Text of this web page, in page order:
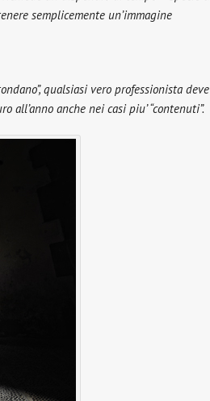
semplicemente un’immagine
qualsiasi vero professionista deve
anche nei casi piu’ “contenuti”.